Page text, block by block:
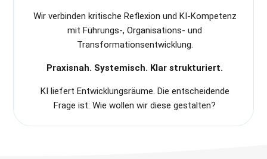
Wir verbinden kritische Reflexion und KI-Kompetenz
mit Führungs-, Organisations- und
Transformationsentwicklung.
Praxisnah. Systemisch. Klar strukturiert.
KI liefert Entwicklungsräume. Die entscheidende
Frage ist: Wie wollen wir diese gestalten?